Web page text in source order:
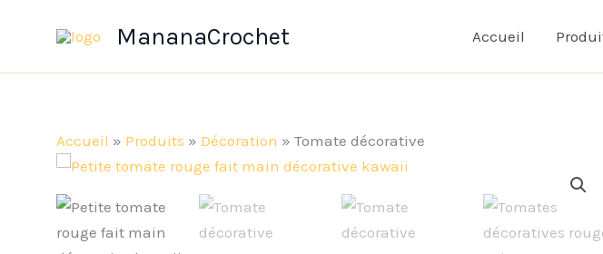
MananaCrochet Accueil
Accueil » Produits » Décoration » Tomate décorative